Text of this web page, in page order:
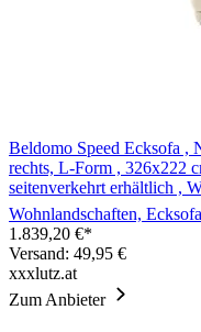
Beldomo Speed Ecksofa ,
rechts, L-Form , 326x222
seitenverkehrt erhältlich ,
Wohnlandschaften,
1.839,20 €*
Versand: 49,95 €
xxxlutz.at
Zum Anbieter